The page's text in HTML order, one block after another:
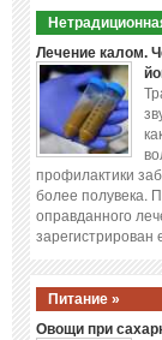
Лечение калом.
профилактики
более полувека.
оправданного
Питание »
Овощи при